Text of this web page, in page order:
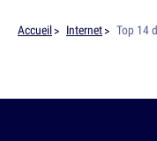
Accueil Internet Top 14